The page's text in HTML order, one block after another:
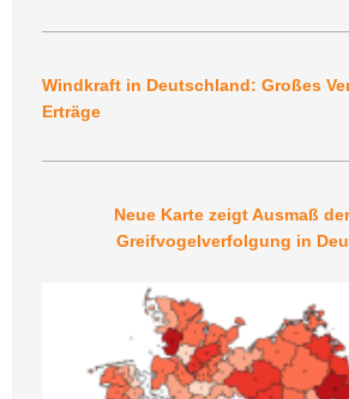
Windkraft in Deutschland: Großes
Erträge
Neue Karte zeigt Ausmaß
Greifvogelverfolgung in